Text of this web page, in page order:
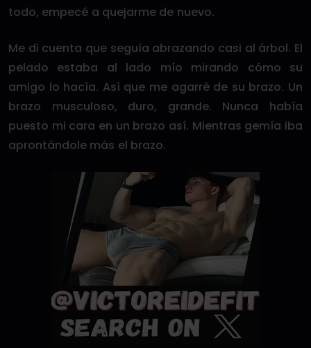
todo, empecé a quejarme de nuevo.
Me di cuenta que seguía abrazando casi al árbol. El
pelado estaba al lado mío mirando cómo su
amigo lo hacía. Así que me agarré de su brazo. Un
brazo musculoso, duro, grande. Nunca había
puesto mi cara en un brazo así. Mientras gemía iba
aprontándole más el brazo.